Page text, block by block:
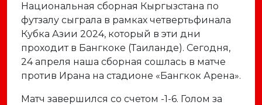
Национальная сборная Кыргызстана по
футзалу сыграла в рамках четвертьфинала
Кубка Азии 2024, который в эти дни
проходит в Бангкоке (Таиланде). Сегодня,
24 апреля наша сборная сошлась в матче
против Ирана на стадионе «Бангкок Арена».
Матч завершился со счетом -1-6. Голом за